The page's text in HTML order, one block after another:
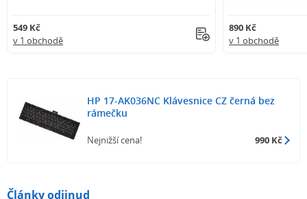
549 Kč
v 1 obchodě
890 Kč
v 1 obchodě
HP 17-AK036NC Klávesnice CZ černá bez
rámečku
Nejnižší cena! 990 Kč
Články odjinud